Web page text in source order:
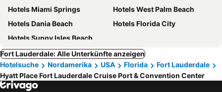
Hotels Miami Springs
Hotels West Palm Beach
Hotels Dania Beach
Hotels Florida City
Hotels Sunny Isles Beach
Fort Lauderdale: Alle Unterkünfte anzeigen
Hotelsuche
Nordamerika USA Florida
Fort Lauderdale
Hyatt Place Fort Lauderdale Cruise Port & Convention Center